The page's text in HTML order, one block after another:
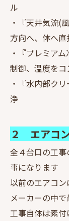
ル
・『天井気流(
方向へ、体へ
・『プレミア
制御、温度を
・『水内部ク
浄
２ エアコ
全４台口の工
事になります
以前のエアコ
メーカーの中
工事自体は素